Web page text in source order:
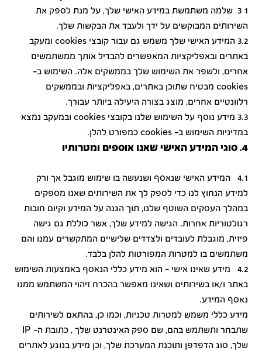
1 3 שלמה משתמשת במידע האישי שלך, על מנת לספק את
השירותים המבוקשים על ידך ולעבד את הבקשות שלך.
3.2 המידע האישי שלך משמש גם עבור קובצי cookies ומעקב
באתרים ובאפליקציות המאפשרים להבדיל אותך ממשתמשים
אחרים, ולשפר את השימוש שלך בממשקים אלה. השימוש ב-
cookies מבטיח שתוכן באתרים, באפליקציות ובממשקים
רלוונטיים אחרים, מוצג בצורה היעילה ביותר עבורך.
3.3 מידע נוסף על השימוש שלנו בקובצי cookies ובמעקב נמצא
במדיניות השימוש ב- cookies כמפורט להלן.
4. סוגי המידע האישי שאנו אוספים ומטרותיו
4.1 המידע האישי שנאסף ושנעשה בו שימוש מוגבל אך ורק
למידע הנחוץ לנו כדי לספק לך את השירותים שאנו מספקים
במהלך העסקים השוטף שלנו, תוך הגנה על המידע וקיום חובות
רגולטוריות אחרות. הגישה למידע שלך, אשר כוללת גם גישה
פיזית, מוגבלת לעובדים ולצדדים שלישיים המתקשרים עמנו והם
משתמשים בו למטרות המפורטות להלן בלבד.
4.2 מידע שאינו אישי - הוא מידע כללי הנאסף באמצעות השימוש
באתר ו/או בשירותים ושאינו מאפשר בהכרח זיהוי המשתמש ממנו
נאסף המידע.
מידע כללי משמש למטרות טכניות, וכמו כן, בהתאם לשירותים
שתבחר ותשתמש בהם, שם ספק האינטרנט שלך , כתובת ה- IP
שלך, סוג הדפדפן ותוכנת המערכת שלך, וכן מידע בנוגע לאתרים